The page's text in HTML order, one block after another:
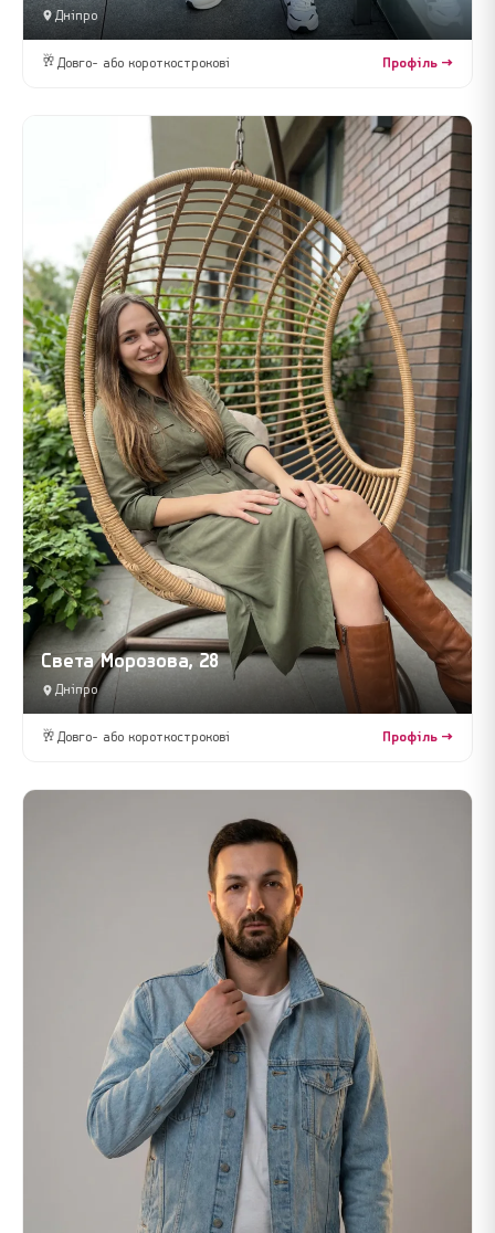
Дніпро
🥂 Довго- або короткострокові Профіль →
Света Морозова, 28
Дніпро
🥂 Довго- або короткострокові Профіль →